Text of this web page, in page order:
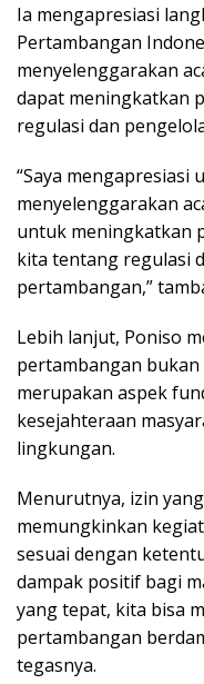
Ia mengapresiasi
Pertambangan
menyelenggarakan
dapat meningkatkan
regulasi dan
“Saya mengapresiasi
menyelenggarakan
untuk meningkatkan
kita tentang regulasi
pertambangan,”
Lebih lanjut, Poniso
pertambangan
merupakan aspek
kesejahteraan
lingkungan.
Menurutnya, izin
memungkinkan
sesuai dengan
dampak positif bagi
yang tepat, kita bisa
pertambangan
tegasnya.